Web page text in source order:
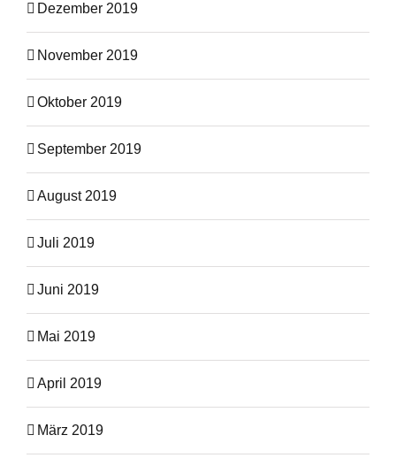
Dezember 2019
November 2019
Oktober 2019
September 2019
August 2019
Juli 2019
Juni 2019
Mai 2019
April 2019
März 2019